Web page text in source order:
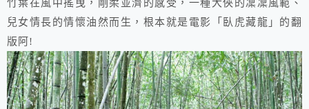
竹葉在風中搖曳，剛柔並濟的感受，一種大俠的凜凜風範、
兒女情長的情懷油然而生，根本就是電影「臥虎藏龍」的翻
版阿!